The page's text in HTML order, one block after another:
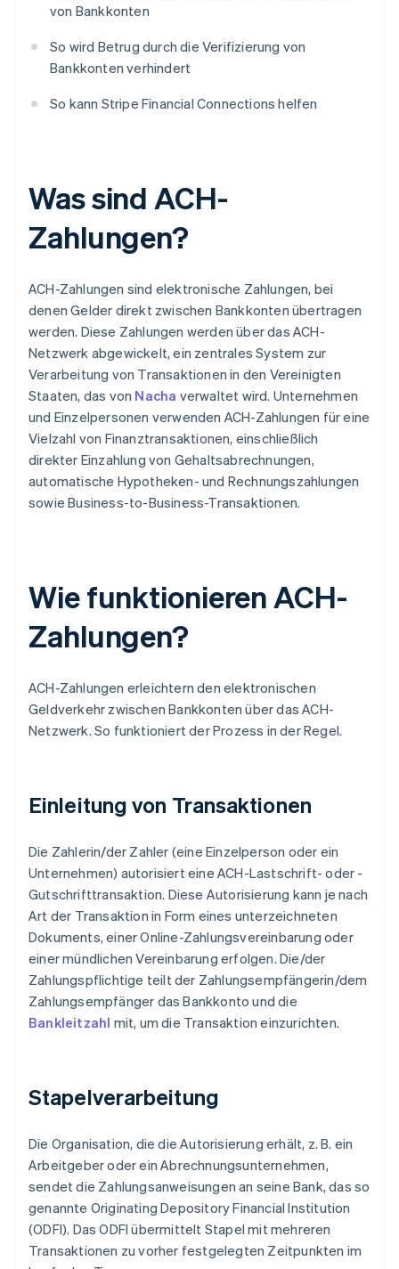
von Bankkonten
So wird Betrug durch die Verifizierung von
Bankkonten verhindert
So kann Stripe Financial Connections helfen
Was sind ACH-
Zahlungen?
ACH-Zahlungen sind elektronische Zahlungen, bei
denen Gelder direkt zwischen Bankkonten übertragen
werden. Diese Zahlungen werden über das ACH-
Netzwerk abgewickelt, ein zentrales System zur
Verarbeitung von Transaktionen in den Vereinigten
Staaten, das von Nacha verwaltet wird. Unternehmen
und Einzelpersonen verwenden ACH-Zahlungen für eine
Vielzahl von Finanztransaktionen, einschließlich
direkter Einzahlung von Gehaltsabrechnungen,
automatische Hypotheken- und Rechnungszahlungen
sowie Business-to-Business-Transaktionen.
Wie funktionieren ACH-
Zahlungen?
ACH-Zahlungen erleichtern den elektronischen
Geldverkehr zwischen Bankkonten über das ACH-
Netzwerk. So funktioniert der Prozess in der Regel.
Einleitung von Transaktionen
Die Zahlerin/der Zahler (eine Einzelperson oder ein
Unternehmen) autorisiert eine ACH-Lastschrift- oder -
Gutschrifttransaktion. Diese Autorisierung kann je nach
Art der Transaktion in Form eines unterzeichneten
Dokuments, einer Online-Zahlungsvereinbarung oder
einer mündlichen Vereinbarung erfolgen. Die/der
Zahlungspflichtige teilt der Zahlungsempfängerin/dem
Zahlungsempfänger das Bankkonto und die
Bankleitzahl mit, um die Transaktion einzurichten.
Stapelverarbeitung
Die Organisation, die die Autorisierung erhält, z. B. ein
Arbeitgeber oder ein Abrechnungsunternehmen,
sendet die Zahlungsanweisungen an seine Bank, das so
genannte Originating Depository Financial Institution
(ODFI). Das ODFI übermittelt Stapel mit mehreren
Transaktionen zu vorher festgelegten Zeitpunkten im